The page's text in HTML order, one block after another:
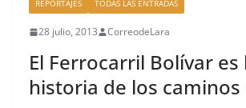
REPORTAJES TODAS LAS ENTRADAS
28 julio, 2013 CorreodeLara
El Ferrocarril Bolívar es
historia de los